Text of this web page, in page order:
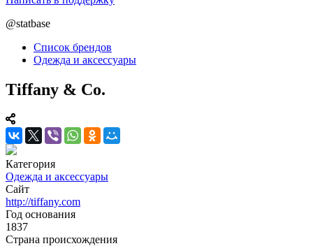
@statbase
Список брендов
Одежда и аксессуары
Tiffany & Co.
Категория
Одежда и аксессуары
Сайт
http://tiffany.com
Год основания
1837
Страна происхождения